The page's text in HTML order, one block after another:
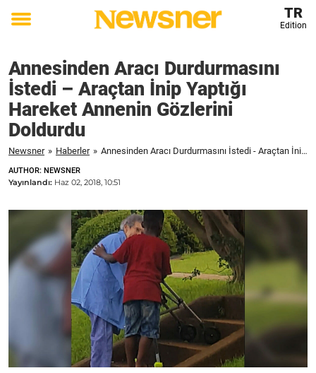
Toggle
TR
Edition
Annesinden Aracı Durdurmasını
İstedi – Araçtan İnip Yaptığı
Hareket Annenin Gözlerini
Doldurdu
Newsner » Haberler » Annesinden Aracı Durdurmasını İstedi - Araçtan İnip Yaptığı Hareket Annenin Gözlerini Doldurdu
AUTHOR: NEWSNER
Yayınlandı: Haz 02, 2018, 10:51